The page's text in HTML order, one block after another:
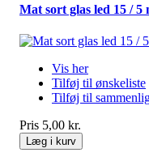
Mat sort glas led 15 / 5
Vis her
Tilføj til ønskeliste
Tilføj til
Pris 5,00 kr.
Læg i kurv